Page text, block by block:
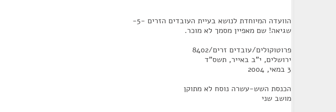
הוועדה המיוחדת לנושא בעיית העובדים הזרים -5-
שגיאה! שם מאפיין מסמך לא מוכר.
פרוטוקולים/עובדים זרים/8402
ירושלים, י"ב באייר, תשס"ד
3 במאי, 2004
הכנסת השש-עשרה נוסח לא מתוקן
מושב שני